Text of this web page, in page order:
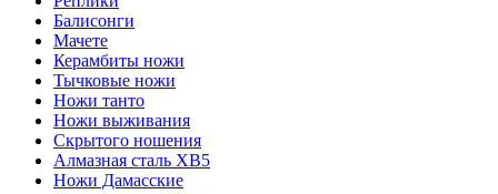
Балисонги
Мачете
Керамбиты ножи
Тычковые ножи
Ножи танто
Ножи выживания
Скрытого ношения
Алмазная сталь ХВ5
Ножи Дамасские